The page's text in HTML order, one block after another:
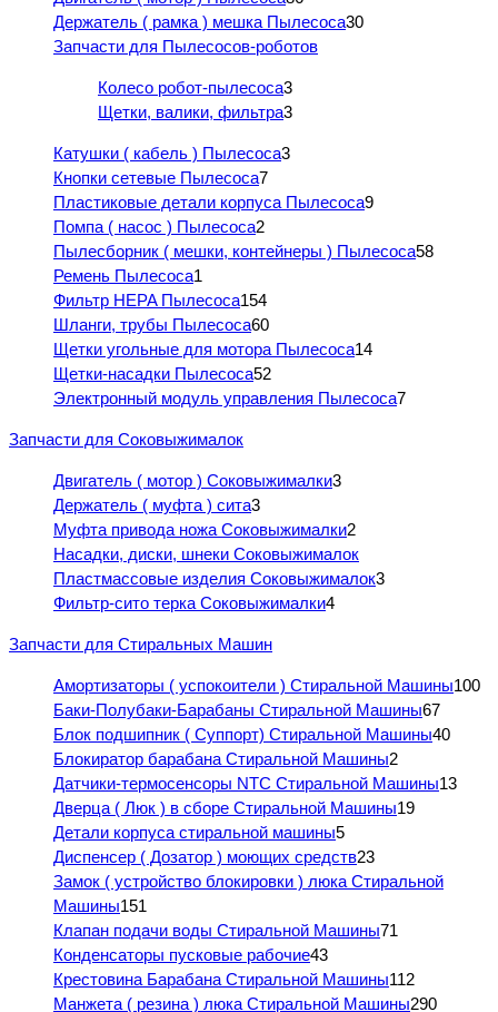
Держатель ( рамка ) мешка Пылесоса30
Запчасти для Пылесосов-роботов
Колесо робот-пылесоса3
Щетки, валики, фильтра3
Катушки ( кабель ) Пылесоса3
Кнопки сетевые Пылесоса7
Пластиковые детали корпуса Пылесоса9
Помпа ( насос ) Пылесоса2
Пылесборник ( мешки, контейнеры ) Пылесоса58
Ремень Пылесоса1
Фильтр HEPA Пылесоса154
Шланги, трубы Пылесоса60
Щетки угольные для мотора Пылесоса14
Щетки-насадки Пылесоса52
Электронный модуль управления Пылесоса7
Запчасти для Соковыжималок
Двигатель ( мотор ) Соковыжималки3
Держатель ( муфта ) сита3
Муфта привода ножа Соковыжималки2
Насадки, диски, шнеки Соковыжималок
Пластмассовые изделия Соковыжималок3
Фильтр-сито терка Соковыжималки4
Запчасти для Стиральных Машин
Амортизаторы ( успокоители ) Стиральной Машины100
Баки-Полубаки-Барабаны Стиральной Машины67
Блок подшипник ( Суппорт) Стиральной Машины40
Блокиратор барабана Стиральной Машины2
Датчики-термосенсоры NTC Стиральной Машины13
Дверца ( Люк ) в сборе Стиральной Машины19
Детали корпуса стиральной машины5
Диспенсер ( Дозатор ) моющих средств23
Замок ( устройство блокировки ) люка Стиральной
Машины151
Клапан подачи воды Стиральной Машины71
Конденсаторы пусковые рабочие43
Крестовина Барабана Стиральной Машины112
Манжета ( резина ) люка Стиральной Машины290